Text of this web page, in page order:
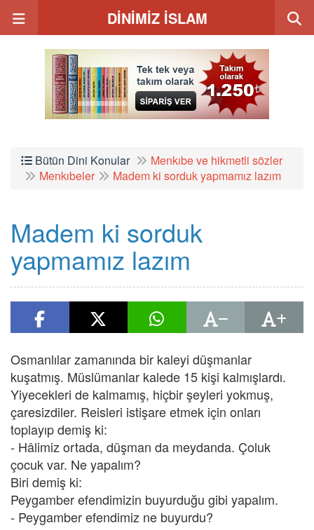
DİNİMİZ İSLAM
Bütün Dini Konular
Menkıbe ve hikmetli sözler
Menkıbeler
Madem ki sorduk yapmamız lazım
Madem ki sorduk
yapmamız lazım
Osmanlılar zamanında bir kaleyi düşmanlar
kuşatmış. Müslümanlar kalede 15 kişi kalmışlardı.
Yiyecekleri de kalmamış, hiçbir şeyleri yokmuş,
çaresizdiler. Reisleri istişare etmek için onları
toplayıp demiş ki:
- Hâlimiz ortada, düşman da meydanda. Çoluk
çocuk var. Ne yapalım?
Biri demiş ki:
Peygamber efendimizin buyurduğu gibi yapalım.
- Peygamber efendimiz ne buyurdu?